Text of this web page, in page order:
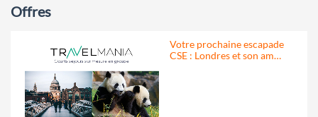
Offres
Votre prochaine escapade
CSE : Londres et son am…